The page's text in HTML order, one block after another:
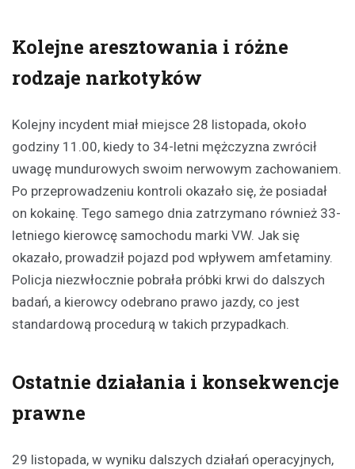
Kolejne aresztowania i różne
rodzaje narkotyków
Kolejny incydent miał miejsce 28 listopada, około
godziny 11.00, kiedy to 34-letni mężczyzna zwrócił
uwagę mundurowych swoim nerwowym zachowaniem.
Po przeprowadzeniu kontroli okazało się, że posiadał
on kokainę. Tego samego dnia zatrzymano również 33-
letniego kierowcę samochodu marki VW. Jak się
okazało, prowadził pojazd pod wpływem amfetaminy.
Policja niezwłocznie pobrała próbki krwi do dalszych
badań, a kierowcy odebrano prawo jazdy, co jest
standardową procedurą w takich przypadkach.
Ostatnie działania i konsekwencje
prawne
29 listopada, w wyniku dalszych działań operacyjnych,